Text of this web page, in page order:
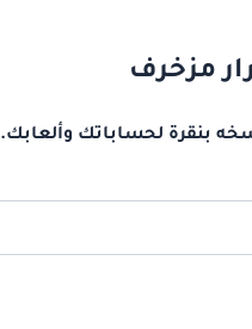
مزخرف
بنقرة لحساباتك وألعابك.